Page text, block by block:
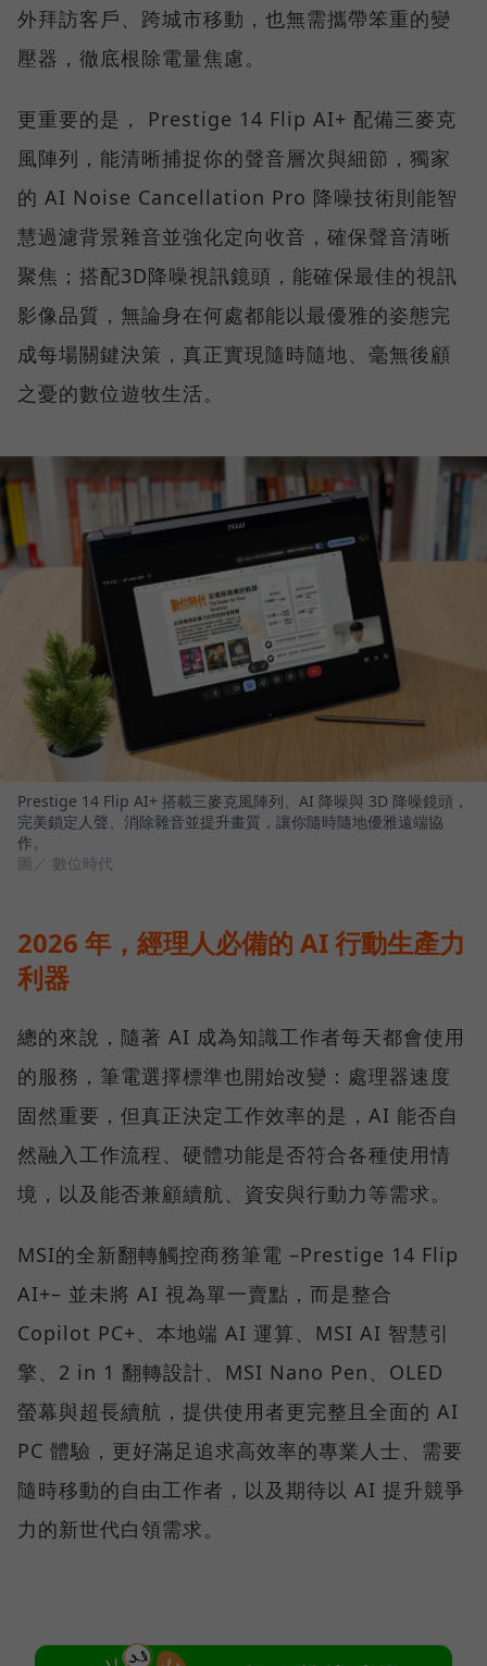
外拜訪客戶、跨城市移動，也無需攜帶笨重的變
壓器，徹底根除電量焦慮。
更重要的是， Prestige 14 Flip AI+ 配備三麥克
風陣列，能清晰捕捉你的聲音層次與細節，獨家
的 AI Noise Cancellation Pro 降噪技術則能智
慧過濾背景雜音並強化定向收音，確保聲音清晰
聚焦；搭配3D降噪視訊鏡頭，能確保最佳的視訊
影像品質，無論身在何處都能以最優雅的姿態完
成每場關鍵決策，真正實現隨時隨地、毫無後顧
之憂的數位遊牧生活。
Prestige 14 Flip AI+ 搭載三麥克風陣列、AI 降噪與 3D 降噪鏡頭，
完美鎖定人聲、消除雜音並提升畫質，讓你隨時隨地優雅遠端協
作。
圖／ 數位時代
2026 年，經理人必備的 AI 行動生產力
利器
總的來說，隨著 AI 成為知識工作者每天都會使用
的服務，筆電選擇標準也開始改變：處理器速度
固然重要，但真正決定工作效率的是，AI 能否自
然融入工作流程、硬體功能是否符合各種使用情
境，以及能否兼顧續航、資安與行動力等需求。
MSI的全新翻轉觸控商務筆電 –Prestige 14 Flip
AI+– 並未將 AI 視為單一賣點，而是整合
Copilot PC+、本地端 AI 運算、MSI AI 智慧引
擎、2 in 1 翻轉設計、MSI Nano Pen、OLED
螢幕與超長續航，提供使用者更完整且全面的 AI
PC 體驗，更好滿足追求高效率的專業人士、需要
隨時移動的自由工作者，以及期待以 AI 提升競爭
力的新世代白領需求。